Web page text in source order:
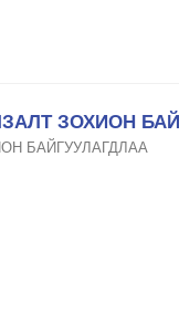
ЗОХИОН
БАЙГУУЛАГДЛАА